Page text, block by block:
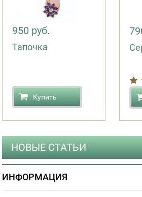
950 руб.
Тапочка
Купить
НОВЫЕ СТАТЬИ
ИНФОРМАЦИЯ